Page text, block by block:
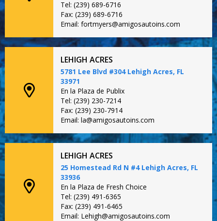
Tel: (239) 689-6716
Fax: (239) 689-6716
Email: fortmyers@amigosautoins.com
LEHIGH ACRES
5781 Lee Blvd #304 Lehigh Acres, FL
33971
En la Plaza de Publix
Tel: (239) 230-7214
Fax: (239) 230-7914
Email: la@amigosautoins.com
LEHIGH ACRES
25 Homestead Rd N #4 Lehigh Acres, FL
33936
En la Plaza de Fresh Choice
Tel: (239) 491-6365
Fax: (239) 491-6465
Email: Lehigh@amigosautoins.com